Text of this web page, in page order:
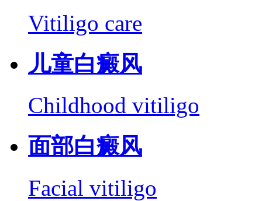
Vitiligo care
儿童白癜风
Childhood vitiligo
面部白癜风
Facial vitiligo